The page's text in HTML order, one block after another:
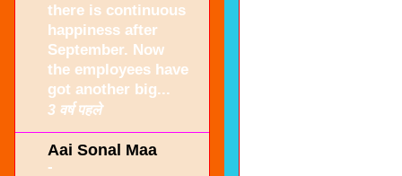
there is continuous
happiness after
September. Now
the employees have
got another big...
3 वर्ष पहले
Aai Sonal Maa
-